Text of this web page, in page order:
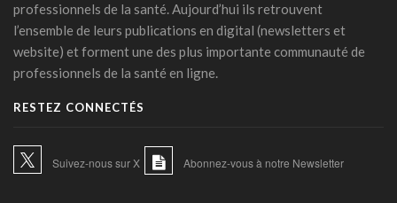
21 juillet 2026 - 20:39
L'Ares finance un projet d'IA pour renforcer le diagnostic de
la malaria en RDC
17 juillet 2026 - 14:55
professionnels de la santé. Aujourd’hui ils retrouvent
l’ensemble de leurs publications en digital (newsletters et
website) et forment une des plus importante communauté de
professionnels de la santé en ligne.
RESTEZ CONNECTÉS
Suivez-nous sur X Abonnez-vous à notre Newsletter